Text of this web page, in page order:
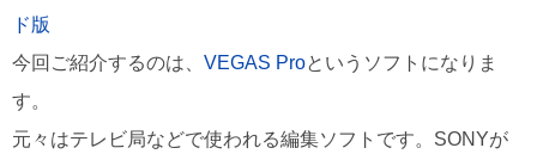
ド版
今回ご紹介するのは、 VEGAS Proというソフトになりま
す。
元々はテレビ局などで使われる編集ソフトです。SONYが